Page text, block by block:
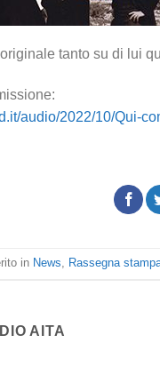
tanto su di lui
audio/2022/10/Qui-
in News Rassegna
AITA